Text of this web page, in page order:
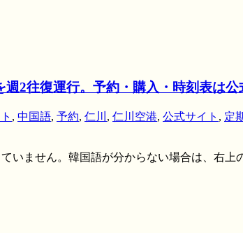
2往復運行。予約・購入・時刻表は
, 中国語, 予約, 仁川 , 仁川空港, 公式サイト , 定
いません。韓国語が分からない場合は、右上